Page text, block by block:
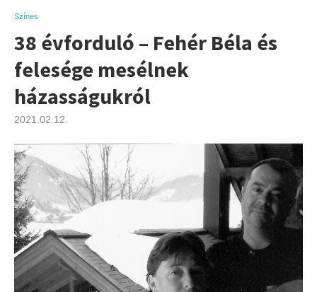
Színes
38 évforduló – Fehér Béla és
felesége mesélnek
házasságukról
2021.02.12.